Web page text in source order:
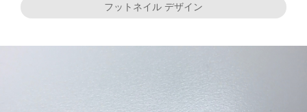
フットネイル デザイン